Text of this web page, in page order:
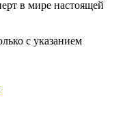
в мире настоящей
с указанием